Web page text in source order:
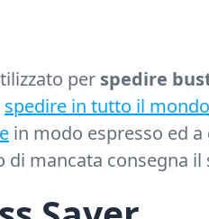
per spedire
spedire in tutto il mondo
in modo espresso ed
di mancata consegna